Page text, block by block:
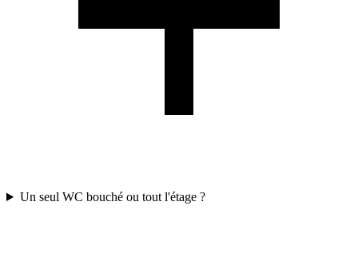
Un seul WC bouché ou tout l'étage ?